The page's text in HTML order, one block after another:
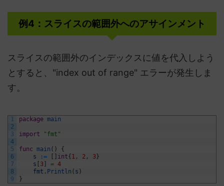
例4：スライスの範囲外へのアサインメント
スライスの範囲外のインデックスに値を代入しよう
とすると、"index out of range" エラーが発生しま
す。
1
2
3
4
5
6
7
8
9
package main
import "fmt"
func main ( )
{
s
:= int{ 1 , 2 , 3 }
s
3 = 4
fmt . Println ( s )
}